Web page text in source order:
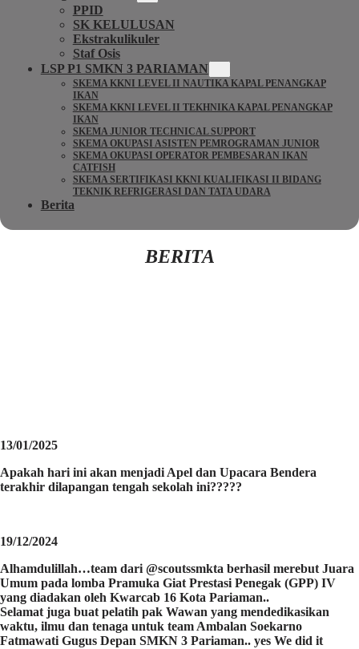
PPID
SK KELULUSAN
Ekstrakulikuler
Staf Osis
LSP P1 SMKN 3 PARIAMAN
SKEMA KKNI LEVEL II NAUTIKA KAPAL PENANGKAP
IKAN
SKEMA KKNI LEVEL II TEKHNIKA KAPAL PENANGKAP
IKAN
SKEMA JUNIOR TECHNICAL SUPPORT
SKEMA OKUPASI ASISTEN PEMROGRAMAN JUNIOR
SKEMA OKUPASI OPERATOR PEMBESARAN IKAN
CATFISH
SKEMA SERTIFIKASI KKNI KUALIFIKASI II BIDANG
TEKNIK REFRIGERASI DAN TATA UDARA
Berita
BERITA
13/01/2025
Apakah hari ini akan menjadi Apel dan Upacara Bendera
terakhir dilapangan tengah sekolah ini?????
19/12/2024
Alhamdulillah…team dari @scoutssmkta berhasil merebut Juara
Umum pada lomba Pramuka Giat Prestasi Penegak (GPP) IV
yang diadakan oleh Kwarcab 16 Kota Pariaman..
Selamat juga buat pelatih pak Wawan yang mendedikasikan
waktu, ilmu dan tenaga untuk team Ambalan Soekarno
Fatmawati Gugus Depan SMKN 3 Pariaman.. yes We did it